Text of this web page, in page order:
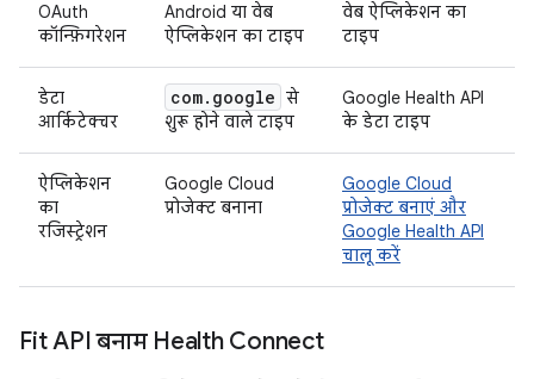
OAuth
कॉन्फ़िगरेशन
Android या वेब
ऐप्लिकेशन का टाइप
वेब ऐप्लिकेशन का
टाइप
डेटा
आर्किटेक्चर
com. google से
शुरू होने वाले टाइप
Google Health API
के डेटा टाइप
ऐप्लिकेशन
का
रजिस्ट्रेशन
Google Cloud
प्रोजेक्ट बनाना
Google Cloud
प्रोजेक्ट बनाएं और
Google Health API
चालू करें
Fit API बनाम Health Connect